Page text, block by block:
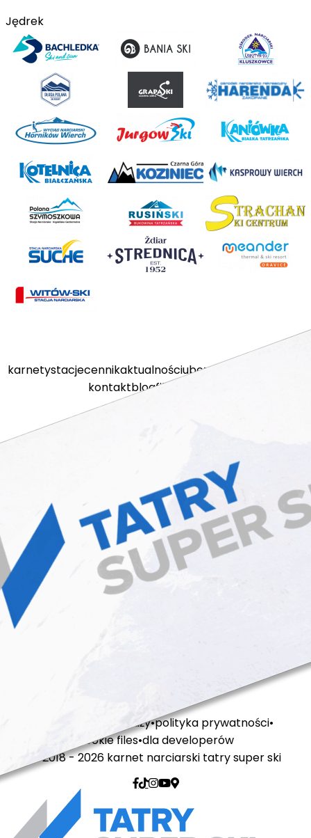
Jędrek
karnetystacjecennikaktualnościubezpieczenia
kontaktblogfilmy
regulamin sprzedaży polityka prywatności
cookie files dla developerów
© 2018 - 2026 karnet narciarski tatry super ski